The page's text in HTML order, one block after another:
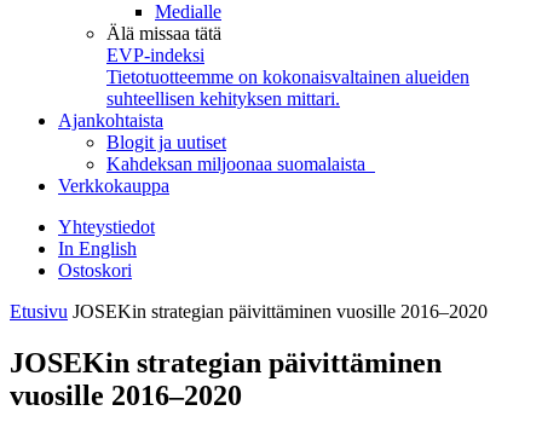
Medialle
Älä missaa tätä
EVP-indeksi
Tietotuotteemme on kokonaisvaltainen alueiden
suhteellisen kehityksen mittari.
Ajankohtaista
Blogit ja uutiset
Kahdeksan miljoonaa suomalaista
Verkkokauppa
Yhteystiedot
In English
Ostoskori
Etusivu JOSEKin strategian päivittäminen vuosille 2016–2020
JOSEKin strategian päivittäminen
vuosille 2016–2020